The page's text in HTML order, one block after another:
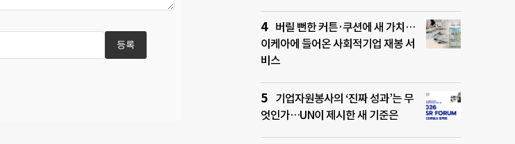
버릴 뻔한 커튼·쿠션에 새 가치…
이케아에 들어온 사회적기업 재봉 서
비스
기업자원봉사의 ‘진짜 성과’는 무
엇인가…UN이 제시한 새 기준은